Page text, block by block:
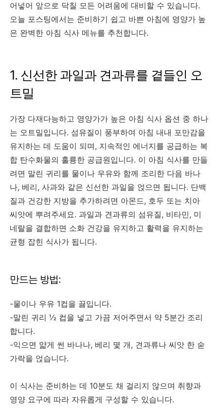
어넣어 앞으로 닥칠 모든 어려움에 대비할 수 있습니다.
오늘 포스팅에서는 준비하기 쉽고 바쁜 아침에 영양가 높
은 완벽한 아침 식사 메뉴를 추천합니다.
1. 신선한 과일과 견과류를 곁들인 오
트밀
가장 다재다능하고 영양가가 높은 아침 식사 옵션 중 하나
는 오트밀입니다. 섬유질이 풍부하여 아침 내내 포만감을
유지하는 데 도움이 되며, 지속적인 에너지를 공급하는 복
합 탄수화물의 훌륭한 공급원입니다. 이 아침 식사를 만들
려면 말린 귀리를 물이나 우유와 함께 조리한 다음 바나
나, 베리, 사과와 같은 신선한 과일을 얹으면 됩니다. 단백
질과 건강한 지방을 추가하려면 아몬드, 호두 또는 치아
씨앗에 뿌려주세요. 과일과 견과류의 섬유질, 비타민, 미
네랄을 결합하면 소화 건강을 유지하고 활력을 유지하는
균형 잡힌 식사가 됩니다.
만드는 방법:
-물이나 우유 1컵을 끓입니다.
-말린 귀리 ½ 컵을 넣고 가끔 저어주면서 약 5분간 조리
합니다.
-익으면 얇게 썬 바나나, 베리 몇 개, 견과류나 씨앗 한 숟
가락을 얹습니다.
이 식사는 준비하는 데 10분도 채 걸리지 않으며 취향과
영양 요구에 따라 자유롭게 구성할 수 있습니다.